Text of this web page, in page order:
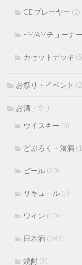
CDプレーヤー (2)
FM/AMチューナー
カセットデッキ
お祭り・イベント
お酒 (454)
ウイスキー (8)
どぶろく・濁酒
ビール (20)
リキュール (7)
ワイン (10)
日本酒 (389)
焼酎 (9)